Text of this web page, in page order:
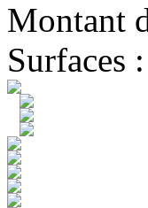
Montant
Surfaces